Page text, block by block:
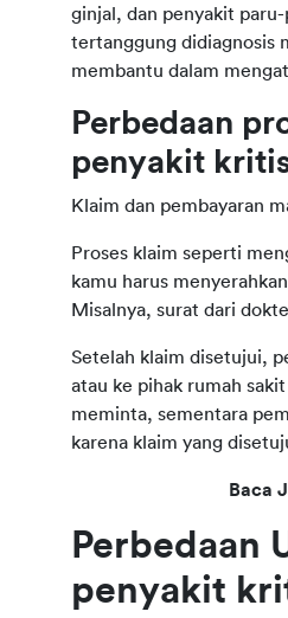
ginjal, dan penyakit paru-
tertanggung didiagnosis
membantu dalam
Perbedaan
penyakit
Klaim dan pembayaran
Proses klaim seperti
kamu harus
Misalnya, surat dari
Setelah klaim disetujui,
atau ke pihak rumah
meminta, sementara
karena klaim yang
Baca
Perbedaan
penyakit